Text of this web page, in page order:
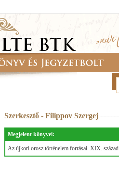
Szerkesztő - Filippov Szergej
Megjelent könyvei:
Az újkori orosz történelem forrásai. XIX. század